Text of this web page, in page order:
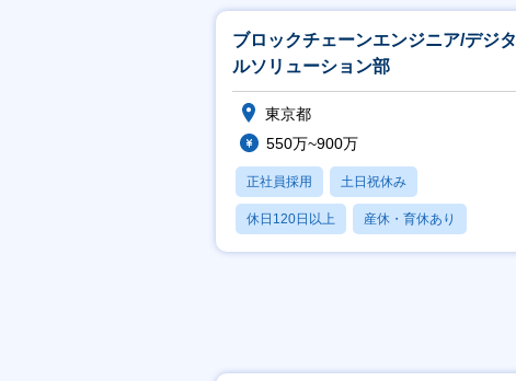
ブロックチェーンエンジニア/デジタ
ルソリューション部
東京都
550万~900万
正社員採用 土日祝休み
休日120日以上 産休・育休あり
月残業20時間以内